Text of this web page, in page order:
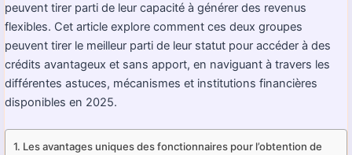
peuvent tirer parti de leur capacité à générer des revenus
flexibles. Cet article explore comment ces deux groupes
peuvent tirer le meilleur parti de leur statut pour accéder à des
crédits avantageux et sans apport, en naviguant à travers les
différentes astuces, mécanismes et institutions financières
disponibles en 2025.
Les avantages uniques des fonctionnaires pour l’obtention de